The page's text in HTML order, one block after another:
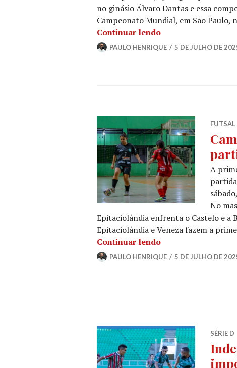
no ginásio Álvaro Dantas e essa
Campeonato Mundial, em São
Continuar lendo
PAULO HENRIQUE 5 DE JULHO DE
FUTSAL
A
No
Epitaciolândia enfrenta o Castelo e a
Epitaciolândia e Veneza fazem a
Continuar lendo
PAULO HENRIQUE 5 DE JULHO DE
SÉRIE D